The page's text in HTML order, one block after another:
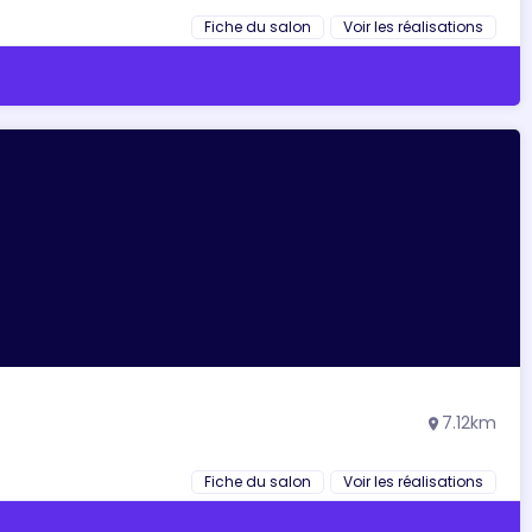
Fiche du salon Voir les réalisations
location_on 7.12km
Fiche du salon Voir les réalisations